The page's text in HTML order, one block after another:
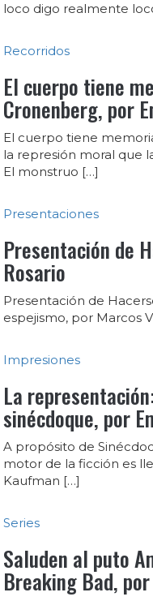
loco digo realmente
Recorridos
El cuerpo tiene
Cronenberg, por
El cuerpo tiene
la represión moral que
El monstruo […]
Presentaciones
Presentación de
Rosario
Presentación de
espejismo, por Marcos
Impresiones
La
sinécdoque, por
A propósito de
motor de la ficción es
Kaufman […]
Series
Saluden al puto
Breaking Bad,